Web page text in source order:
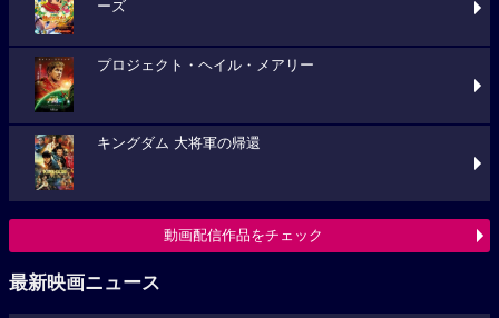
ーズ
プロジェクト・ヘイル・メアリー
キングダム 大将軍の帰還
動画配信作品をチェック
最新映画ニュース